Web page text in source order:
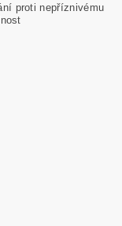
proti nepříznivému